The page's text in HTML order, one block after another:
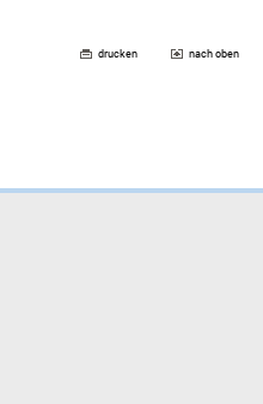
drucken nach oben